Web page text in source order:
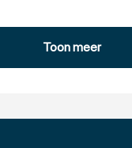
Toon meer